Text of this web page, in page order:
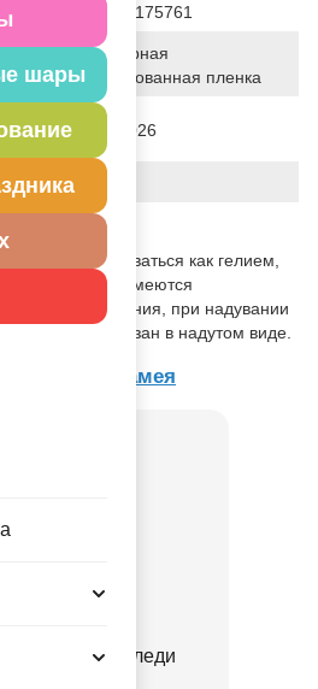
шары
5900779175761
Полимерная
фольгированная пленка
28-01-2026
25.000 г
может надуваться как гелием,
части шара имеются
для подвешивания, при надувании
упаковке указан в надутом виде.
Принцесса Камея
С ДР Милая леди